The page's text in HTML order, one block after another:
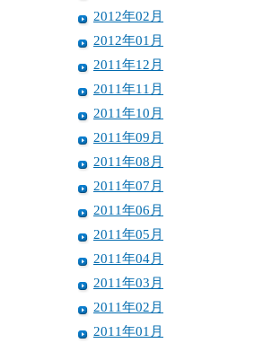
2012年02月
2012年01月
2011年12月
2011年11月
2011年10月
2011年09月
2011年08月
2011年07月
2011年06月
2011年05月
2011年04月
2011年03月
2011年02月
2011年01月